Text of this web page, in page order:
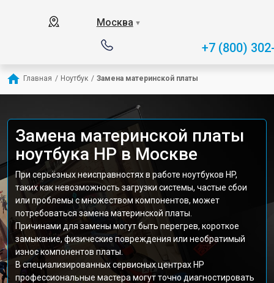
Москва ▼
+7 (800)
Главная / Ноутбук / Замена материнской платы
Замена материнской платы
ноутбука HP в Москве
При серьёзных неисправностях в работе ноутбуков HP,
таких как невозможность загрузки системы, частые сбои
или проблемы с множеством компонентов, может
потребоваться замена материнской платы.
Причинами для замены могут быть перегрев, короткое
замыкание, физические повреждения или необратимый
износ компонентов платы.
В специализированных сервисных центрах HP
профессиональные мастера могут точно диагностировать